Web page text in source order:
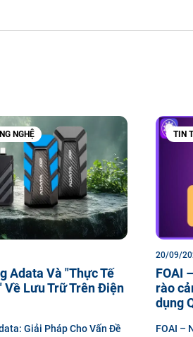
NGHỆ
Adata Và "Thực Tế
Về Lưu Trữ Trên Điện
Giải Pháp Cho Vấn Đề
TIN
20/09/
FOAI
rào
dụng
FOAI –